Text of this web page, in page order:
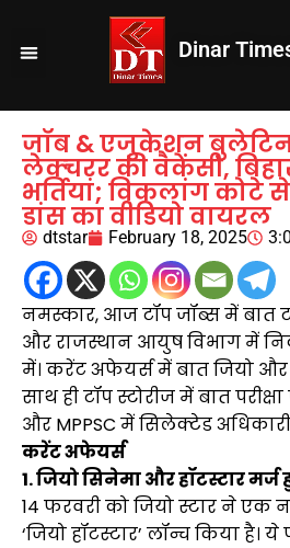
Dinar
जॉब & एजुकेशन
लेक्‍चरर की वैकेंसी,
भर्तियां; विकलांग कोटे
डांस का वीडियो वायरल
dtstar February 18, 2025
नमस्कार, आज टॉप जॉब्स में बात
और राजस्थान आयुष विभाग में
में। करेंट अफेयर्स में बात जियो और
साथ ही टॉप स्टोरीज में बात
और MPPSC में सिलेक्टेड
करेंट अफेयर्स
1. जियो सिनेमा और हॉटस्टार
14 फरवरी को जियो स्टार ने एक
‘जियो हॉटस्टार’ लॉन्च किया है।